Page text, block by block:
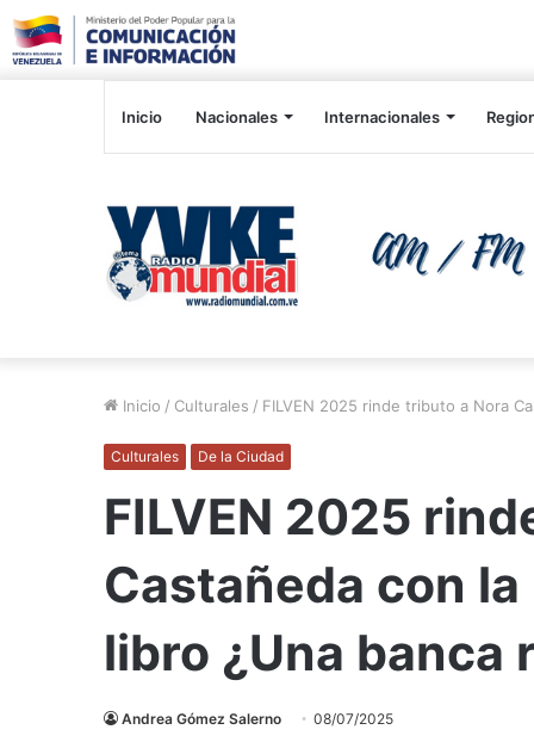
Inicio Nacionales Internacionales
Inicio / Culturales / FILVEN 2025 rinde tributo a Nora
Culturales De la Ciudad
FILVEN 2025
Castañeda con
libro ¿Una banca
Andrea Gómez Salerno 08/07/2025